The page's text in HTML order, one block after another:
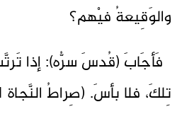
والوَقِيعةُ فيْهم؟
فَأجَابَ (قُدسَ سرُّه): إذا
تِلكَ، فلا بأسَ. (صِراطُ النَّجاة 1: 447).